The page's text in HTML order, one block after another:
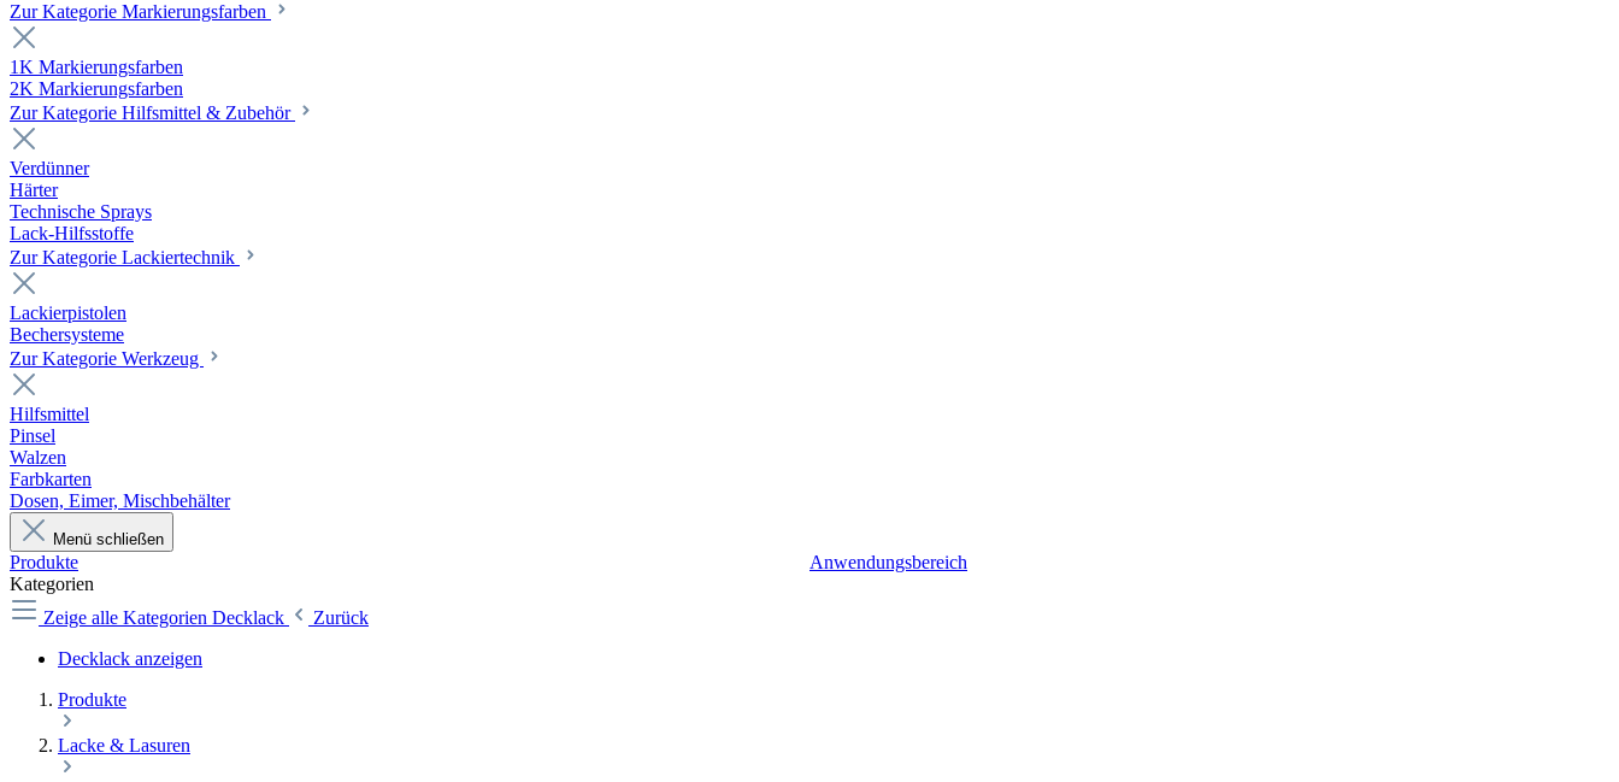
Zur Kategorie Markierungsfarben
1K Markierungsfarben
2K Markierungsfarben
Zur Kategorie Hilfsmittel & Zubehör
Verdünner
Härter
Technische Sprays
Lack-Hilfsstoffe
Zur Kategorie Lackiertechnik
Lackierpistolen
Bechersysteme
Zur Kategorie Werkzeug
Hilfsmittel
Pinsel
Walzen
Farbkarten
Dosen, Eimer, Mischbehälter
Menü schließen
Produkte
Anwendungsbereich
Kategorien
Zeige alle Kategorien Decklack
Zurück
Decklack anzeigen
Produkte
Lacke & Lasuren